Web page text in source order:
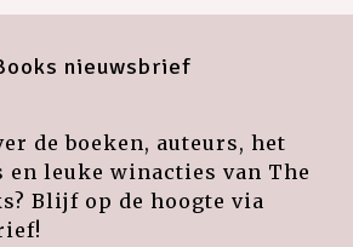
nieuwsbrief
de boeken, auteurs, het
en leuke winacties van The
Blijf op de hoogte via